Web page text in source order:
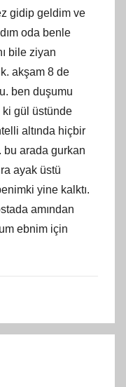
gidip geldim ve
oda benle
bile ziyan
akşam 8 de
ben duşumu
ki gül üstünde
altında hiçbir
arada gurkan
ayak üstü
yine kalktı.
amından
ebnim için